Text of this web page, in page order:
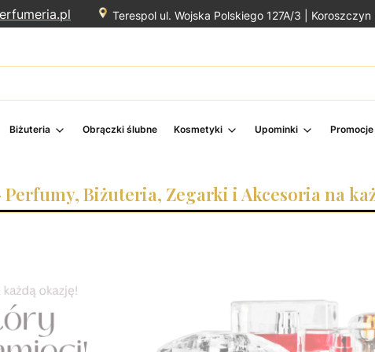
Terespol ul. Wojska Polskiego 127A/3 |
Biżuteria Obrączki ślubne Kosmetyki Upominki Promocje
Biżuteria, Zegarki i Akcesoria na